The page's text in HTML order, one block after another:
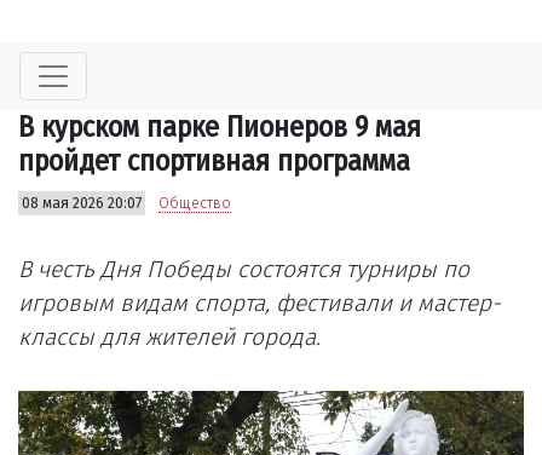
В курском парке Пионеров 9 мая
пройдет спортивная программа
08 мая 2026 20:07 Общество
В честь Дня Победы состоятся турниры по
игровым видам спорта, фестивали и мастер-
классы для жителей города.